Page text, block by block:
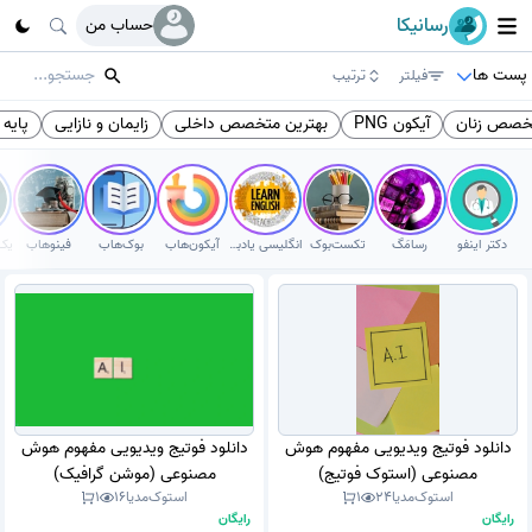
رسانیکا
حساب من
پست ها
فیلتر ترتیب
زنان آیکون PNG بهترین متخصص داخلی زایمان و نازایی
دکتر اینفو رسامَگ تکست‌بوک انگلیسی یادبگیر آیکون‌هاب بوک‌هاب فینوهاب
دانلود فوتیج ویدیویی مفهوم هوش
مصنوعی (استوک فوتیج)
استوک‌مدیا24
1
رایگان
دانلود فوتیج ویدیویی مفهوم هوش
مصنوعی (موشن گرافیک)
استوک‌مدیا16
1
رایگان